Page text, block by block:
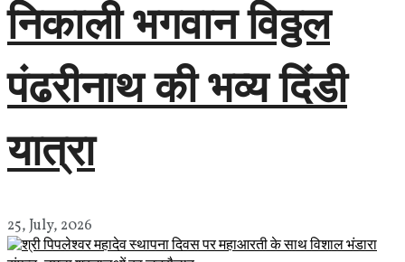
निकाली भगवान विठ्ठल
पंढरीनाथ की भव्य दिंडी
यात्रा
25, July, 2026